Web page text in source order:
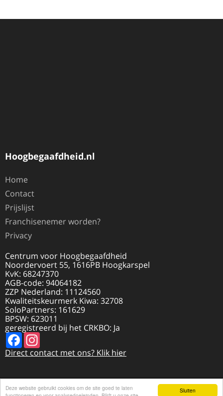
Sluiten
Deze website gebruikt cookies om de site goed te laten
Hoogbegaafdheid.nl
Home
Contact
Prijslijst
Franchisenemer worden?
Privacy
Centrum voor Hoogbegaafdheid
Noordervoert 55, 1616PB Hoogkarspel
KvK: 68247370
AGB-code: 94064182
ZZP Nederland: 11124560
Kwaliteitskeurmerk Kiwa: 32708
SoloPartners: 161629
BPSW: 623011
geregistreerd bij het CRKBO: Ja
FacebookInstagram
Direct contact met ons? Klik hier
© 2026 HOOGBEGAAFDHEID.NL | REALISATIE